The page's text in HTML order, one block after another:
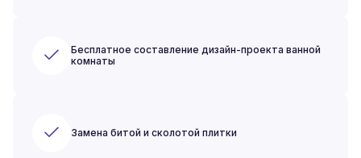
Бесплатное составление дизайн-проекта ванной
комнаты
Замена битой и сколотой плитки